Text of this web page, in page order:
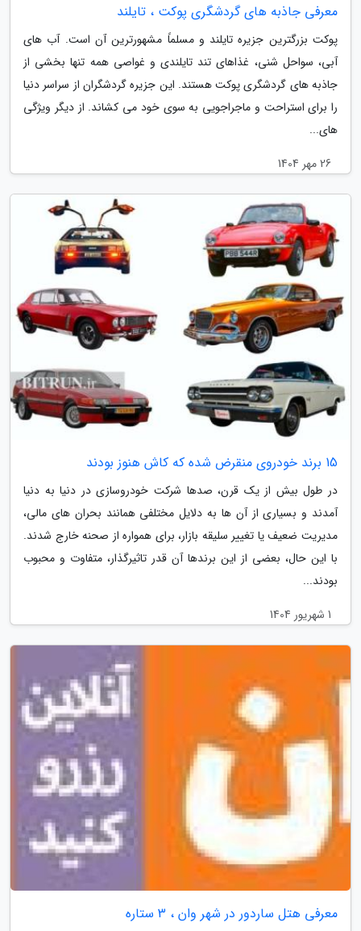
معرفی جاذبه های گردشگری پوکت ، تایلند
پوکت بزرگترین جزیره تایلند و مسلماً مشهورترین آن است. آب های
آبی، سواحل شنی، غذاهای تند تایلندی و غواصی همه تنها بخشی از
جاذبه های گردشگری پوکت هستند. این جزیره گردشگران از سراسر دنیا
را برای استراحت و ماجراجویی به سوی خود می کشاند. از دیگر ویژگی
های...
26 مهر 1404
15 برند خودروی منقرض شده که کاش هنوز بودند
در طول بیش از یک قرن، صدها شرکت خودروسازی در دنیا به دنیا
آمدند و بسیاری از آن ها به دلایل مختلفی همانند بحران های مالی،
مدیریت ضعیف یا تغییر سلیقه بازار، برای همواره از صحنه خارج شدند.
با این حال، بعضی از این برندها آن قدر تاثیرگذار، متفاوت و محبوب
بودند...
1 شهریور 1404
معرفی هتل ساردور در شهر وان ، 3 ستاره